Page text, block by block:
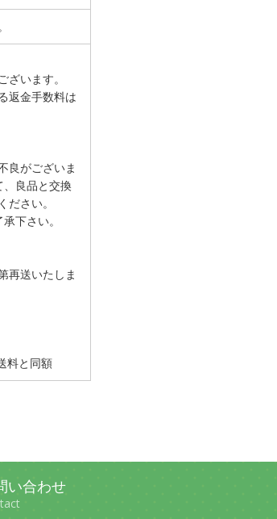
います。
返金手数料は
良がございま
、良品と交換
さい。
下さい。
再送いたしま
料と同額
い合わせ